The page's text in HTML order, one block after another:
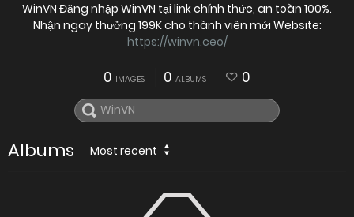
WinVN Đăng nhập WinVN tại link chính thức, an toàn 100%.
Nhận ngay thưởng 199K cho thành viên mới Website:
https://winvn.ceo/
0 IMAGES 0 ALBUMS 0
Albums Most recent